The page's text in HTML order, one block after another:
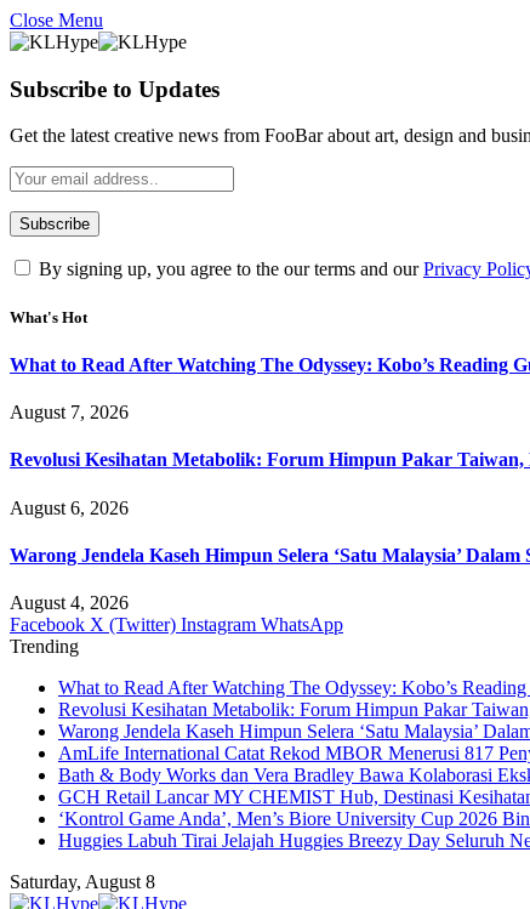
Close Menu
Subscribe to Updates
Get the latest creative news from FooBar about art, design and
By signing up, you agree to the our terms and ourPrivacy
What's Hot
What to Read After Watching The Odyssey: Kobo’s Reading
August 7, 2026
Revolusi Kesihatan Metabolik: Forum Himpun Pakar
August 6, 2026
Warong Jendela Kaseh Himpun Selera ‘Satu Malaysia’ Dalam
August 4, 2026
Facebook X (Twitter) Instagram WhatsApp
Trending
What to Read After Watching The Odyssey: Kobo’s
Revolusi Kesihatan Metabolik: Forum Himpun Pakar
Warong Jendela Kaseh Himpun Selera ‘Satu Malaysia’
AmLife International Catat Rekod MBOR Menerusi 817
Bath & Body Works dan Vera Bradley Bawa Kolaborasi
GCH Retail Lancar MY CHEMIST Hub, Destinasi
‘Kontrol Game Anda’, Men’s Biore University Cup 2026
Huggies Labuh Tirai Jelajah Huggies Breezy Day Seluruh
Saturday, August 8